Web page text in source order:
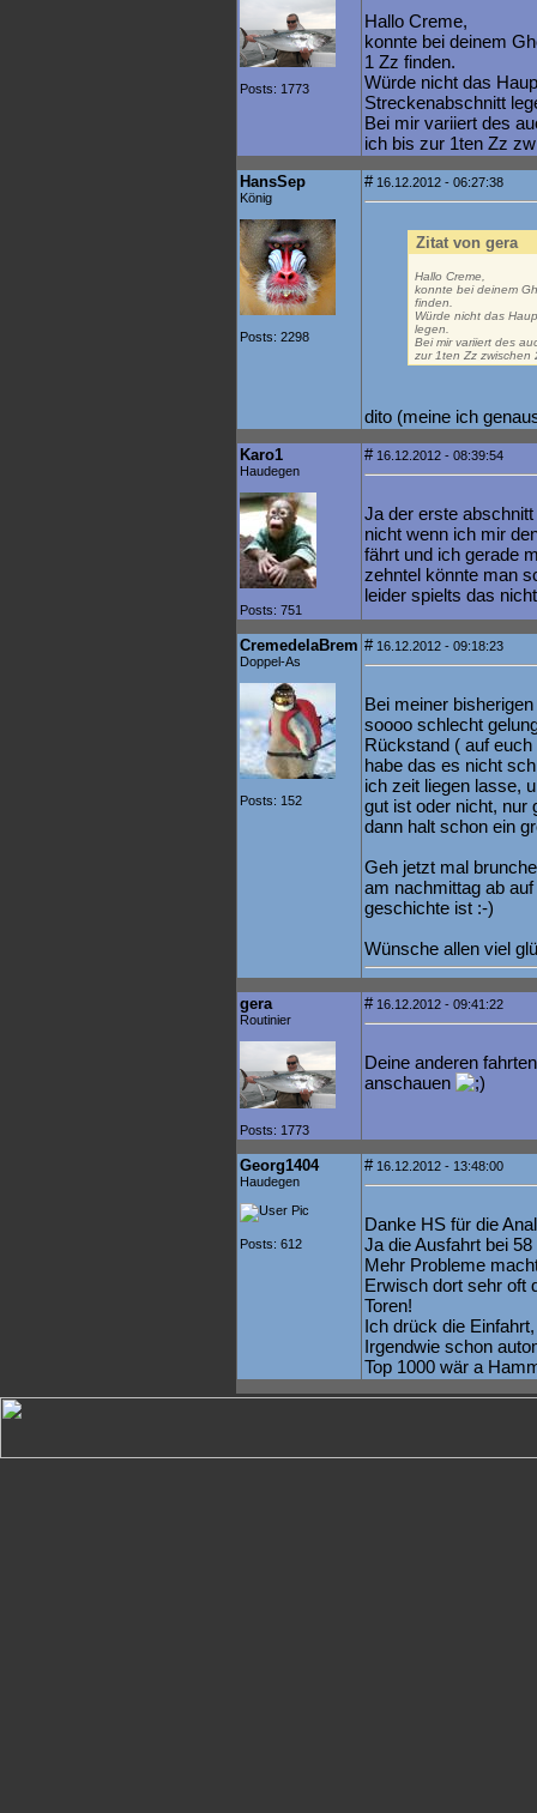
Posts: 1773
Hallo Creme,
konnte bei deinem
1 Zz finden.
Würde nicht das
Streckenabschnitt
Bei mir variiert des
ich bis zur 1ten Zz
HansSep
König
Posts: 2298
#16.12.2012 - 06:27:38
Zitat von gera
Hallo Creme,
konnte bei deinem
finden.
Würde nicht das
legen.
Bei mir variiert des
zur 1ten Zz zwischen
dito (meine ich
Karo1
Haudegen
Posts: 751
#16.12.2012 - 08:39:54
Ja der erste
nicht wenn ich mir
fährt und ich gerade
zehntel könnte man
leider spielts das
CremedelaBrem
Doppel-As
Posts: 152
#16.12.2012 - 09:18:23
Bei meiner
soooo schlecht
Rückstand ( auf
habe das es nicht
ich zeit liegen lasse,
gut ist oder nicht, nur
dann halt schon ein
Geh jetzt mal
am nachmittag ab
geschichte ist :-)
Wünsche allen viel
gera
Routinier
Posts: 1773
#16.12.2012 - 09:41:22
Deine anderen
anschauen
Georg1404
Haudegen
Posts: 612
#16.12.2012 - 13:48:00
Danke HS für die
Ja die Ausfahrt bei
Mehr Probleme
Erwisch dort sehr oft
Toren!
Ich drück die
Irgendwie schon
Top 1000 wär a